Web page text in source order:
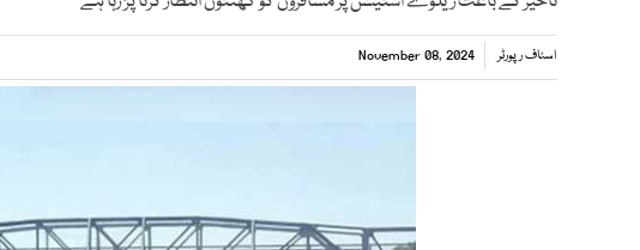
اسٹاف رپورٹر November 08, 2024